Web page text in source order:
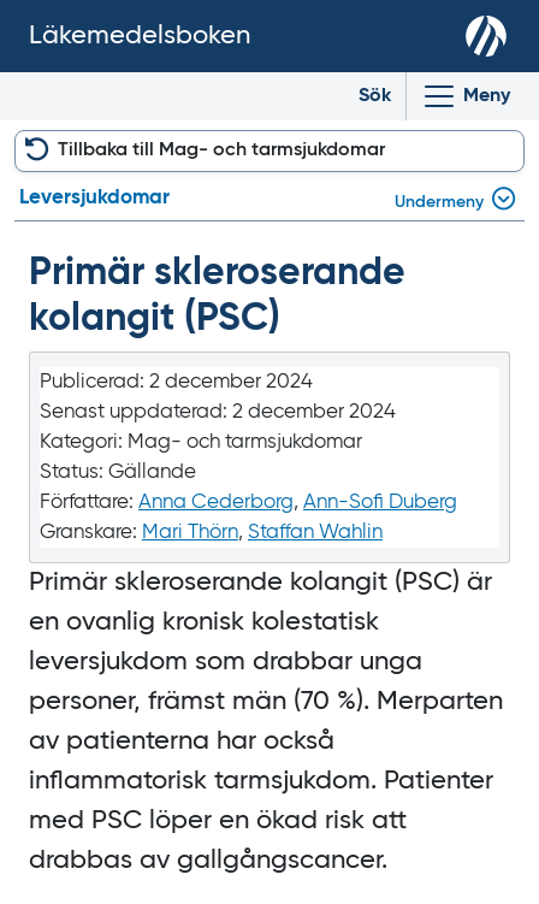
Läkemedelsboken
Sök Meny
Primär skleroserande
kolangit (PSC)
Publicerad: 2 december 2024
Senast uppdaterad: 2 december 2024
Kategori: Mag- och tarmsjukdomar
Status: Gällande
Författare: Anna Cederborg, Ann-Sofi Duberg
Granskare: Mari Thörn, Staffan Wahlin
Primär skleroserande kolangit (PSC) är
en ovanlig kronisk kolestatisk
leversjukdom som drabbar unga
personer, främst män (70 %). Merparten
av patienterna har också
inflammatorisk tarmsjukdom. Patienter
med PSC löper en ökad risk att
drabbas av gallgångscancer.
Tillbaka till Mag- och tarmsjukdomar
Leversjukdomar Undermeny